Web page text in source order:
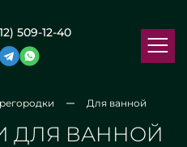
509-12-40
Для ванной
ДЛЯ ВАННОЙ